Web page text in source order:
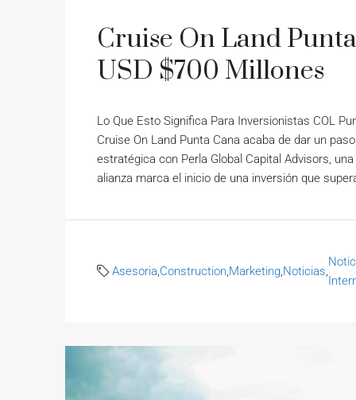
Cruise On Land
USD $700 Millones
Lo Que Esto Significa Para Inversionistas COL
Cruise On Land Punta Cana acaba de dar un
estratégica con Perla Global Capital Advisors,
alianza marca el inicio de una inversión que
Asesoria,Construction,Marketing,Noticias,